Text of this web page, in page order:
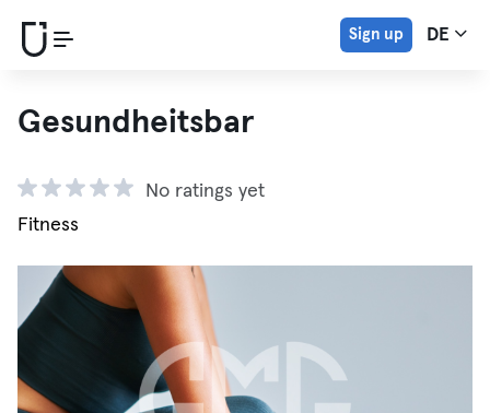
Sign up DE
Gesundheitsbar
No ratings yet
Fitness